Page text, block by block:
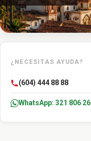
¿NECESITAS AYUDA?
(604) 444 88 88
WhatsApp: 321 806